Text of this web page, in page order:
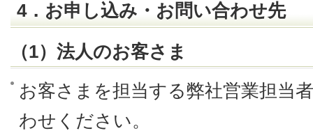
4．お申し込み・お問い合わせ先
（1）法人のお客さま
お客さまを担当する弊社営業担当
わせください。